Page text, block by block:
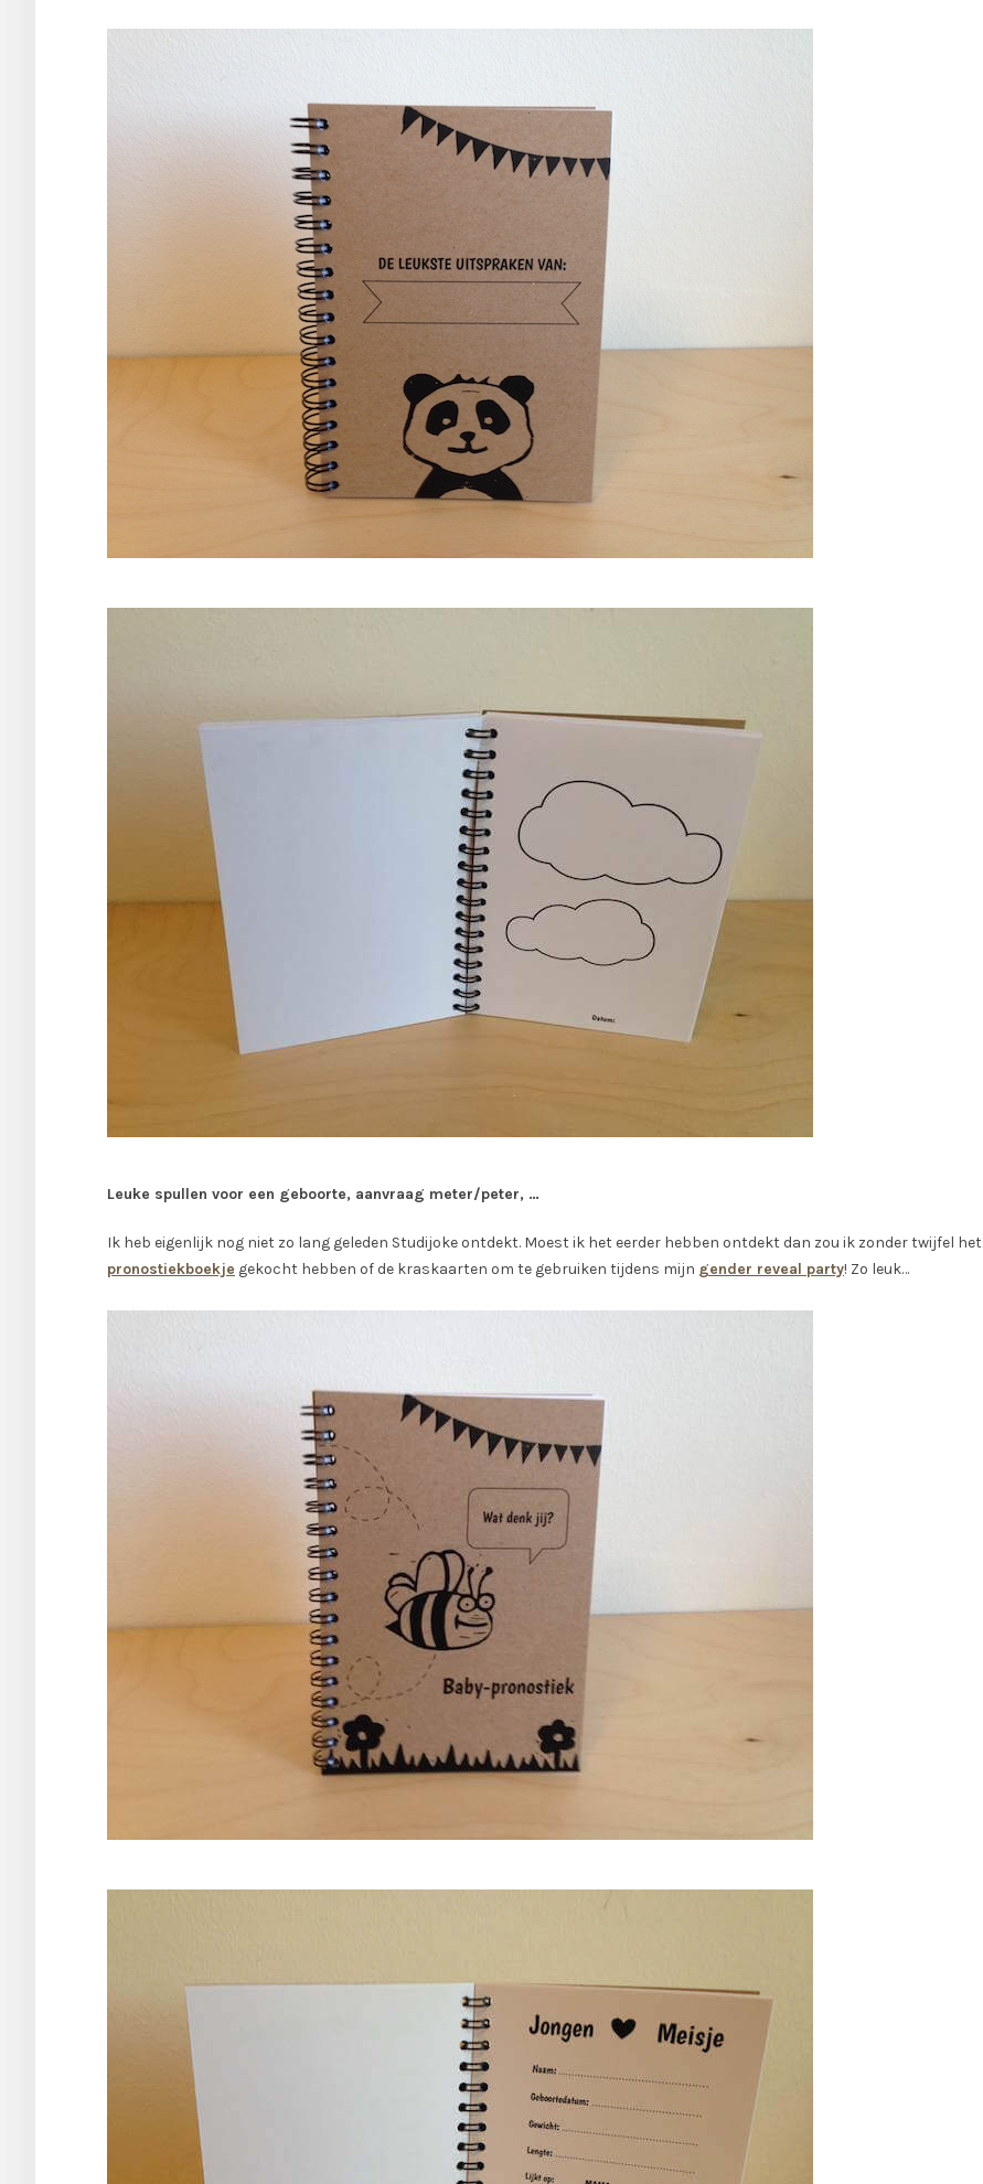
Leuke spullen voor een geboorte, aanvraag meter/peter, …
Ik heb eigenlijk nog niet zo lang geleden Studijoke ontdekt. Moest ik het eerder hebben ontdekt dan zou ik zonder twijfel het
pronostiekboekje gekocht hebben of de kraskaarten om te gebruiken tijdens mijn gender reveal party! Zo leuk…